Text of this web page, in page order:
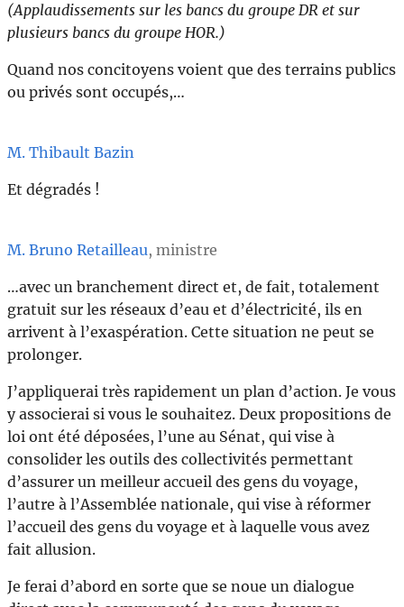
(Applaudissements sur les bancs du groupe DR et sur
plusieurs bancs du groupe HOR.)
Quand nos concitoyens voient que des terrains publics
ou privés sont occupés,…
M. Thibault Bazin
Et dégradés !
M. Bruno Retailleau, ministre
…avec un branchement direct et, de fait, totalement
gratuit sur les réseaux d’eau et d’électricité, ils en
arrivent à l’exaspération. Cette situation ne peut se
prolonger.
J’appliquerai très rapidement un plan d’action. Je vous
y associerai si vous le souhaitez. Deux propositions de
loi ont été déposées, l’une au Sénat, qui vise à
consolider les outils des collectivités permettant
d’assurer un meilleur accueil des gens du voyage,
l’autre à l’Assemblée nationale, qui vise à réformer
l’accueil des gens du voyage et à laquelle vous avez
fait allusion.
Je ferai d’abord en sorte que se noue un dialogue